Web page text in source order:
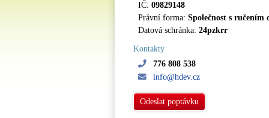
IČ: 09829148
Právní forma: Společnost s ručením
Datová schránka: 24pzkrr
Kontakty
776 808 538
info@hdev.cz
Odeslat poptávku